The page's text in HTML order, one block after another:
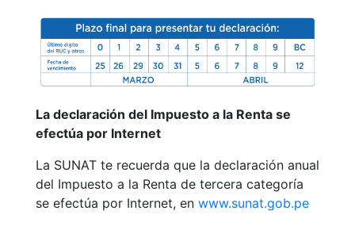
La declaración del Impuesto a la Renta se
efectúa por Internet
La SUNAT te recuerda que la declaración anual
del Impuesto a la Renta de tercera categoría
se efectúa por Internet, en www.sunat.gob.pe